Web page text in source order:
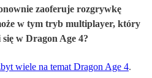
zaoferuje rozgrywkę
w tym tryb multiplayer, który
w Dragon Age 4?
wiele na temat Dragon Age 4.